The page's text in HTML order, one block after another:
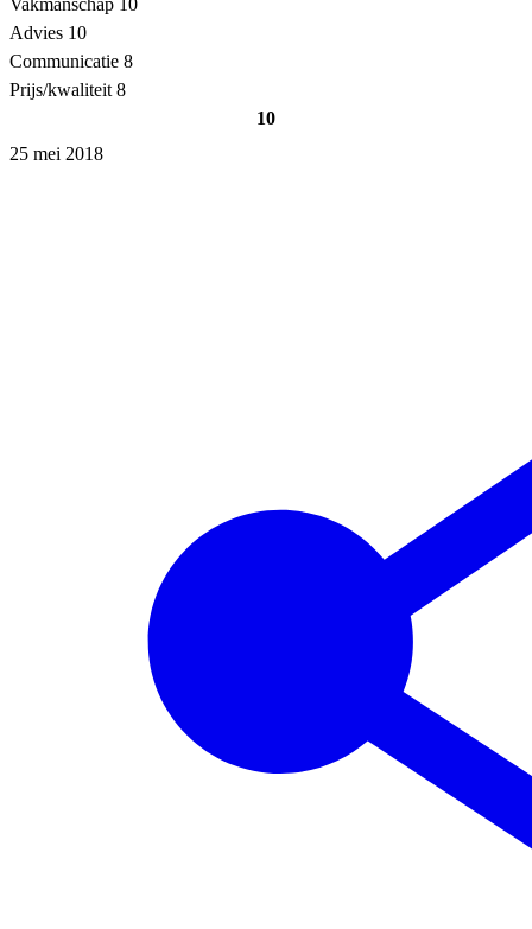
Vakmanschap
10
Advies 10
Communicatie 8
Prijs/kwaliteit 8
10
25 mei 2018